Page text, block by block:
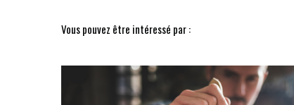
Vous pouvez être intéressé par :